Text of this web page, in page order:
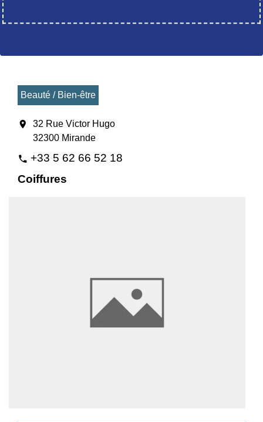
Beauté / Bien-être
location_on
32 Rue Victor Hugo
32300 Mirande
phone +33 5 62 66 52 18
Coiffures